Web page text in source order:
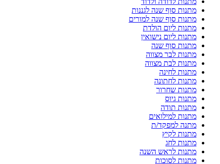
מתנות סוף שנה לגננות
מתנות סוף שנה למורים
מתנות ליום הולדת
מתנות ליום נישואין
מתנות סוף שנה
מתנות לבר מצווה
מתנות לבת מצווה
מתנות לחינה
מתנות לחתונה
מתנות שחרור
מתנות גיוס
מתנות תודה
מתנות למילואים
מתנה למפקד/ת
מתנות לקיץ
מתנות לחג
מתנות לראש השנה
מתנות לסוכות